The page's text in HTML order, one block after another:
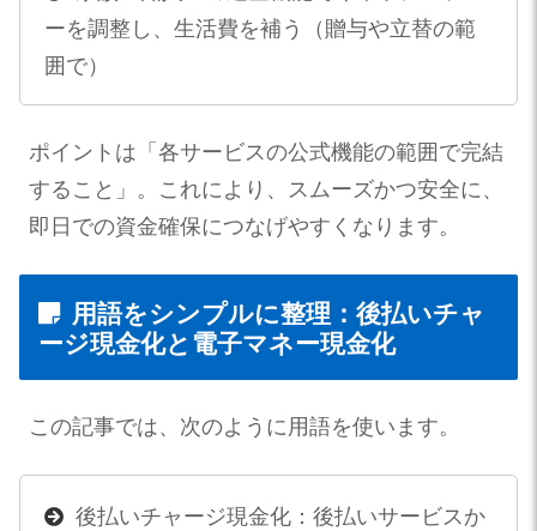
ーを調整し、生活費を補う（贈与や立替の範
囲で）
ポイントは「各サービスの公式機能の範囲で完結
すること」。これにより、スムーズかつ安全に、
即日での資金確保につなげやすくなります。
用語をシンプルに整理：後払いチャ
ージ現金化と電子マネー現金化
この記事では、次のように用語を使います。
後払いチャージ現金化：後払いサービスか